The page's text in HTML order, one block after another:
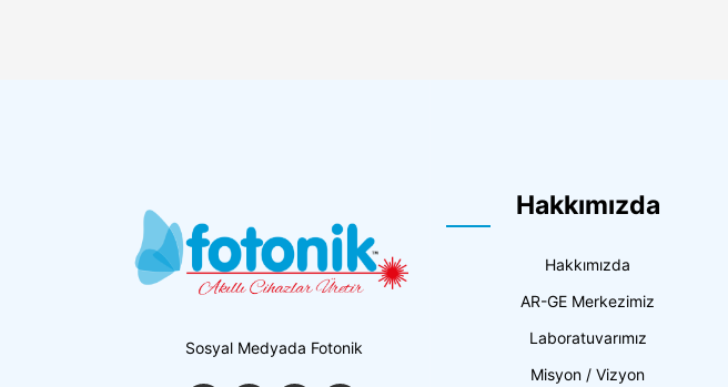
Sosyal Medyada Fotonik
Hakkımızda
Hakkımızda
AR-GE Merkezimiz
Laboratuvarımız
Misyon / Vizyon